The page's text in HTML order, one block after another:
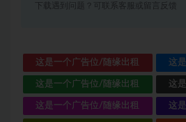
下载遇到问题？可联系客服或留言反馈
这是一个广告位/随缘出租 这
这是一个广告位/随缘出租 这
这是一个广告位/随缘出租 这